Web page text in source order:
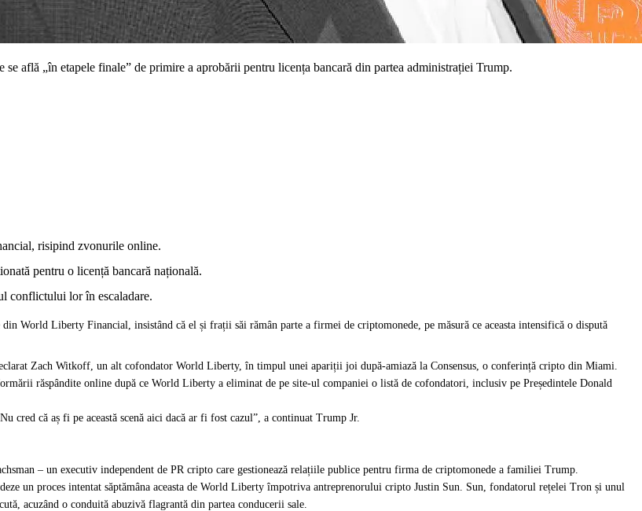
află „în etapele finale” de primire a aprobării pentru licența bancară din partea administrației Trump.
risipind zvonurile online.
pentru o licență bancară națională.
conflictului lor în escaladare.
World Liberty Financial, insistând că el și frații săi rămân parte a firmei de criptomonede, pe măsură ce aceasta intensifică o dispută
Zach Witkoff, un alt cofondator World Liberty, în timpul unei apariții joi după-amiază la Consensus, o conferință cripto din Miami.
răspândite online după ce World Liberty a eliminat de pe site-ul companiei o listă de cofondatori, inclusiv pe Președintele Donald
cred că aș fi pe această scenă aici dacă ar fi fost cazul”, a continuat Trump Jr.
– un executiv independent de PR cripto care gestionează relațiile publice pentru firma de criptomonede a familiei Trump.
un proces intentat săptămâna aceasta de World Liberty împotriva antreprenorului cripto Justin Sun. Sun, fondatorul rețelei Tron și unul
acuzând o conduită abuzivă flagrantă din partea conducerii sale.